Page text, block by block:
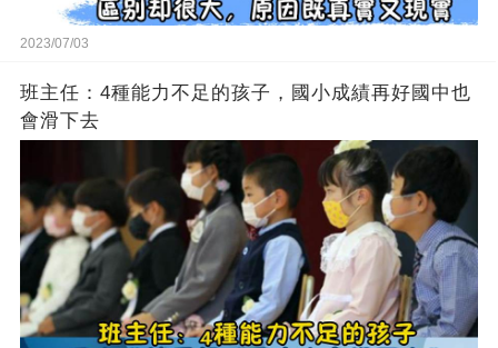
2023/07/03
班主任：4種能力不足的孩子，國小成績再好國中也
會滑下去